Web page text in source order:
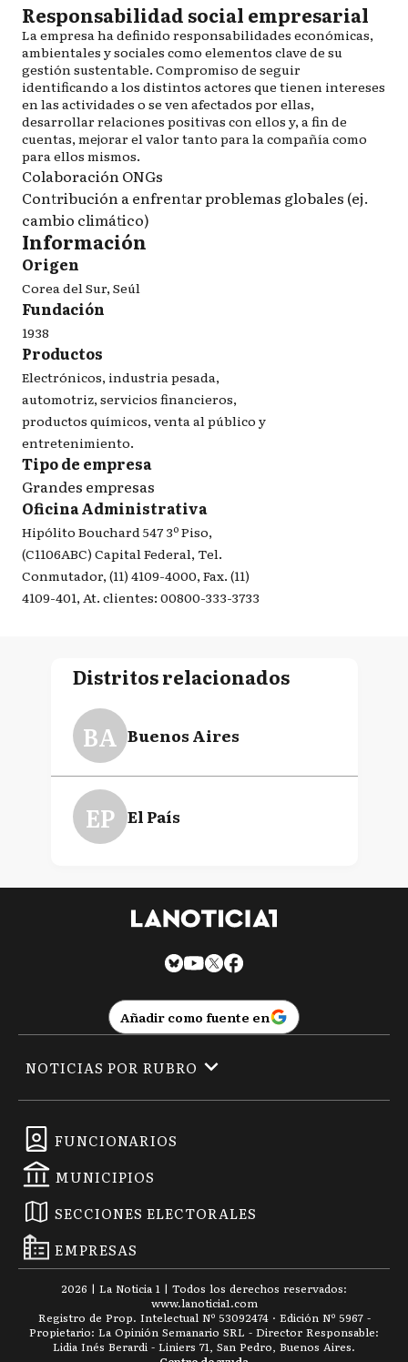
Responsabilidad social empresarial
La empresa ha definido responsabilidades económicas,
ambientales y sociales como elementos clave de su
gestión sustentable. Compromiso de seguir
identificando a los distintos actores que tienen intereses
en las actividades o se ven afectados por ellas,
desarrollar relaciones positivas con ellos y, a fin de
cuentas, mejorar el valor tanto para la compañía como
para ellos mismos.
Colaboración ONGs
Contribución a enfrentar problemas globales (ej.
cambio climático)
Información
Origen
Corea del Sur, Seúl
Fundación
1938
Productos
Electrónicos, industria pesada,
automotriz, servicios financieros,
productos químicos, venta al público y
entretenimiento.
Tipo de empresa
Grandes empresas
Oficina Administrativa
Hipólito Bouchard 547 3º Piso,
(C1106ABC) Capital Federal, Tel.
Conmutador, (11) 4109-4000, Fax. (11)
4109-401, At. clientes: 00800-333-3733
Distritos relacionados
BA Buenos Aires
EP El País
Añadir como fuente en
FUNCIONARIOS
MUNICIPIOS
SECCIONES ELECTORALES
EMPRESAS
NOTICIAS POR RUBRO
2026 | La Noticia 1 | Todos los derechos reservados:
www.lanoticia1.com
Registro de Prop. Intelectual Nº 53092474 · Edición Nº 5967 -
Propietario: La Opinión Semanario SRL - Director Responsable:
Lidia Inés Berardi - Liniers 71, San Pedro, Buenos Aires.